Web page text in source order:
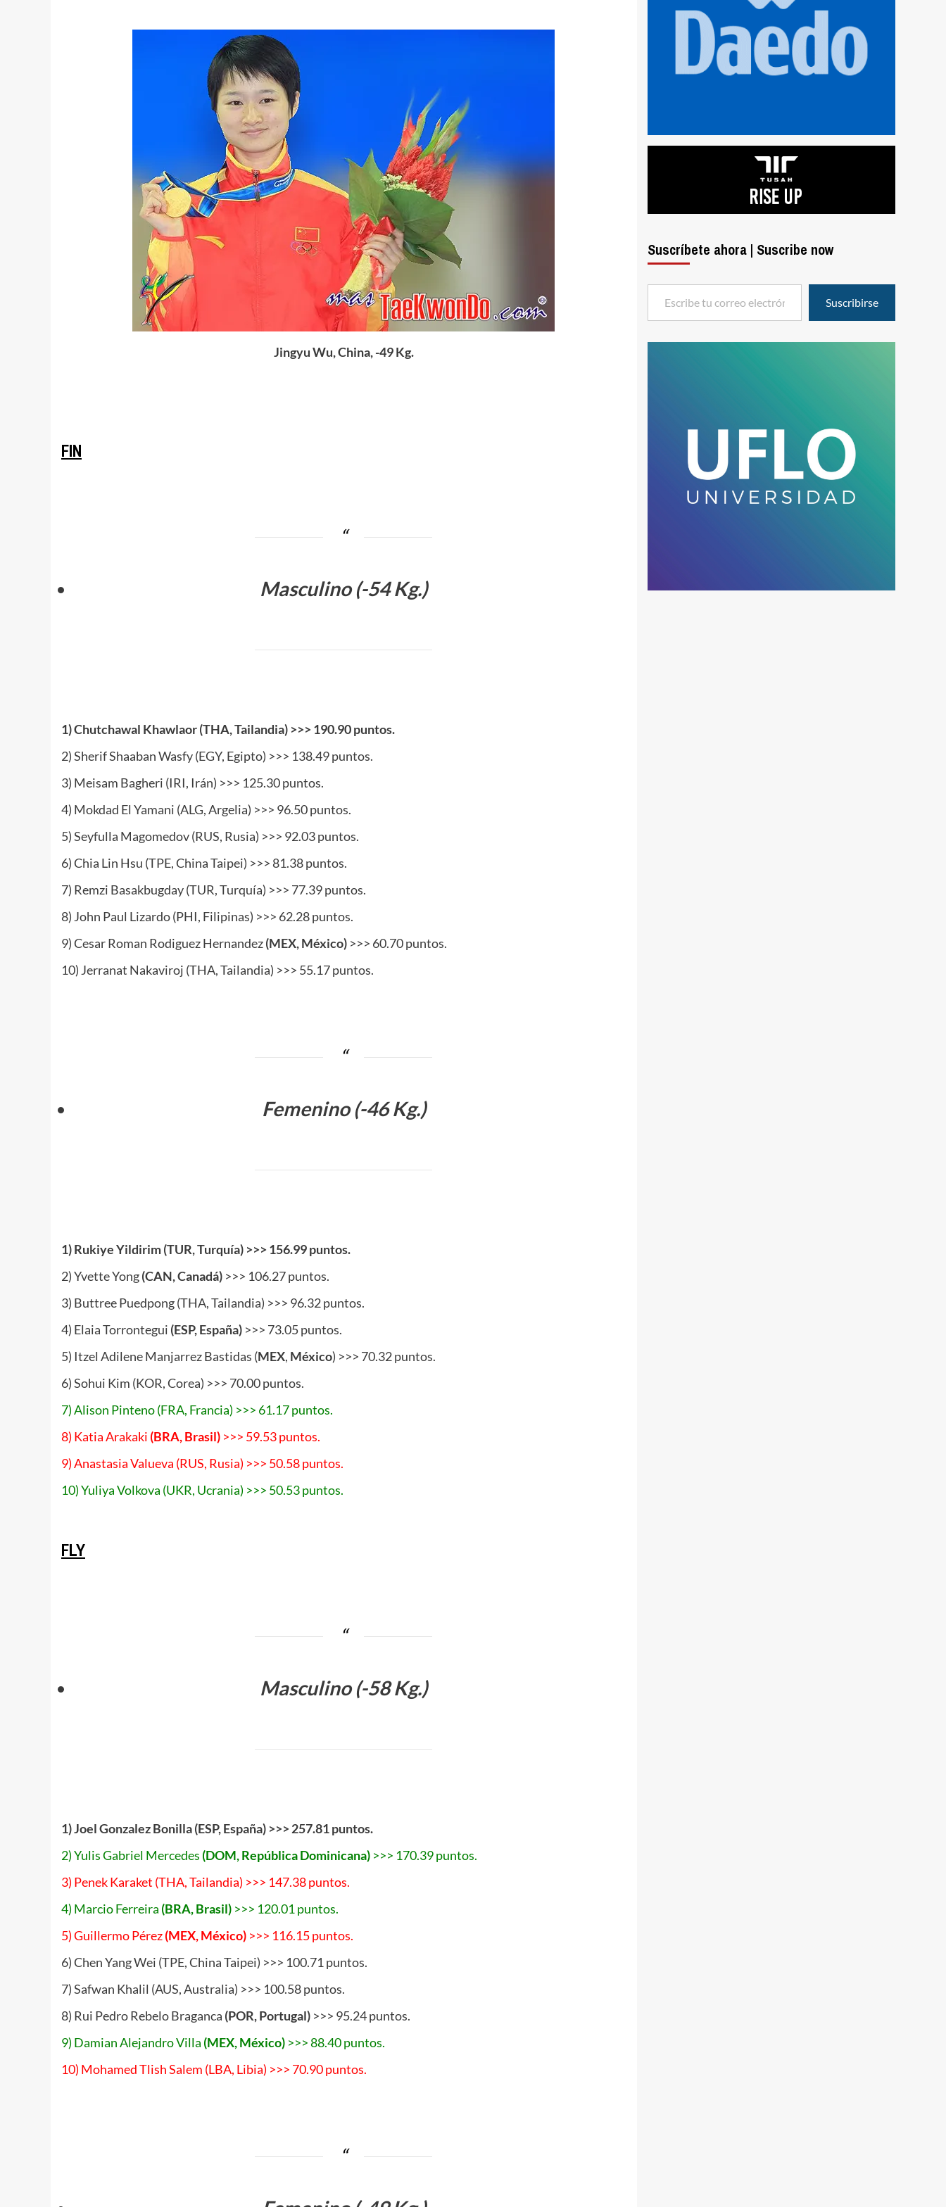
Jingyu Wu, China, -49 Kg.
FIN
Masculino (-54 Kg.)
1) Chutchawal Khawlaor (THA, Tailandia) >>> 190.90 puntos.
2) Sherif Shaaban Wasfy (EGY, Egipto) >>> 138.49 puntos.
3) Meisam Bagheri (IRI, Irán) >>> 125.30 puntos.
4) Mokdad El Yamani (ALG, Argelia) >>> 96.50 puntos.
5) Seyfulla Magomedov (RUS, Rusia) >>> 92.03 puntos.
6) Chia Lin Hsu (TPE, China Taipei) >>> 81.38 puntos.
7) Remzi Basakbugday (TUR, Turquía) >>> 77.39 puntos.
8) John Paul Lizardo (PHI, Filipinas) >>> 62.28 puntos.
9) Cesar Roman Rodiguez Hernandez(MEX, México) >>> 60.70 puntos.
10) Jerranat Nakaviroj (THA, Tailandia) >>> 55.17 puntos.
Femenino (-46 Kg.)
1) Rukiye Yildirim (TUR, Turquía) >>> 156.99 puntos.
2) Yvette Yong(CAN, Canadá) >>> 106.27 puntos.
3) Buttree Puedpong (THA, Tailandia) >>> 96.32 puntos.
4) Elaia Torrontegui (ESP, España) >>> 73.05 puntos.
5) Itzel Adilene Manjarrez Bastidas (MEX, México) >>> 70.32 puntos.
6) Sohui Kim (KOR, Corea) >>> 70.00 puntos.
7) Alison Pinteno (FRA, Francia) >>> 61.17 puntos.
8) Katia Arakaki (BRA, Brasil) >>> 59.53 puntos.
9) Anastasia Valueva (RUS, Rusia) >>> 50.58 puntos.
10) Yuliya Volkova (UKR, Ucrania) >>> 50.53 puntos.
FLY
Masculino (-58 Kg.)
1) Joel Gonzalez Bonilla (ESP, España) >>> 257.81 puntos.
2) Yulis Gabriel Mercedes (DOM, República Dominicana) >>> 170.39 puntos.
3) Penek Karaket (THA, Tailandia) >>> 147.38 puntos.
4) Marcio Ferreira (BRA, Brasil) >>> 120.01 puntos.
5) Guillermo Pérez(MEX, México) >>> 116.15 puntos.
6) Chen Yang Wei (TPE, China Taipei) >>> 100.71 puntos.
7) Safwan Khalil (AUS, Australia) >>> 100.58 puntos.
8) Rui Pedro Rebelo Braganca (POR, Portugal) >>> 95.24 puntos.
9) Damian Alejandro Villa (MEX, México) >>> 88.40 puntos.
10) Mohamed Tlish Salem (LBA, Libia) >>> 70.90 puntos.
Suscríbete ahora | Suscribe now
Escribe tu correo electrónico…
Suscribirse